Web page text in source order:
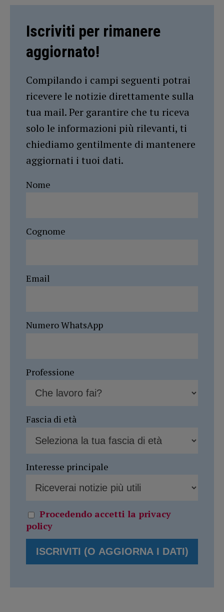
Iscriviti per rimanere
aggiornato!
Compilando i campi seguenti potrai
ricevere le notizie direttamente sulla
tua mail. Per garantire che tu riceva
solo le informazioni più rilevanti, ti
chiediamo gentilmente di mantenere
aggiornati i tuoi dati.
Nome
Cognome
Email
Numero WhatsApp
Professione
Fascia di età
Interesse principale
Procedendo accetti la privacy
policy